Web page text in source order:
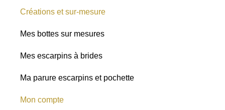
Créations et sur-mesure
Mes bottes sur mesures
Mes escarpins à brides
Ma parure escarpins et pochette
Mon compte